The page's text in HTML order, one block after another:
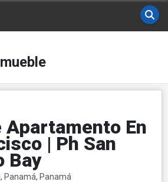
Apartamento En
| Ph San
Bay
Panamá, Panamá